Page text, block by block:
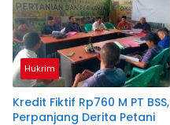
Hukrim
Kredit Fiktif Rp760 M PT BSS,
Perpanjang Derita Petani